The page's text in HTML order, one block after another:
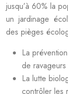
jusqu’à 60% la
un jardinage
des pièges
La
de
La lutte
contrôler les